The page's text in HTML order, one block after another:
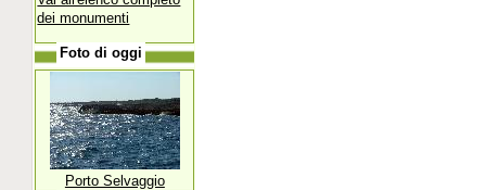
dei monumenti
Foto di oggi
Porto Selvaggio